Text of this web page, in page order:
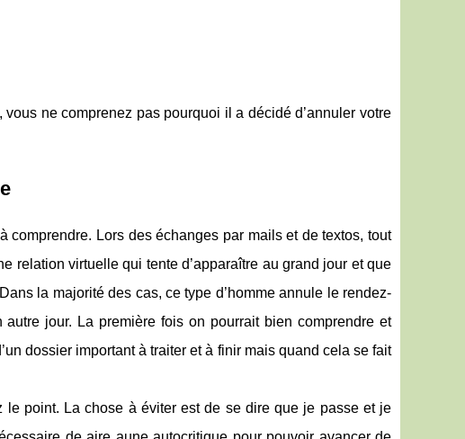
ne comprenez pas pourquoi il a décidé d’annuler votre
comprendre. Lors des échanges par mails et de textos, tout
relation virtuelle qui tente d’apparaître au grand jour et que
la majorité des cas, ce type d’homme annule le rendez-
jour. La première fois on pourrait bien comprendre et
dossier important à traiter et à finir mais quand cela se fait
point. La chose à éviter est de se dire que je passe et je